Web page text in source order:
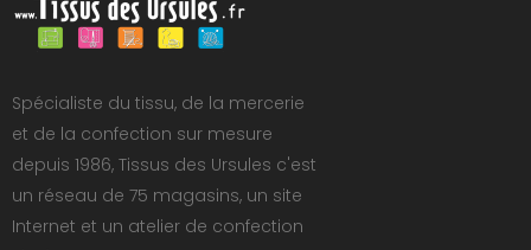
Spécialiste du tissu, de la mercerie
et de la confection sur mesure
depuis 1986, Tissus des Ursules c'est
un réseau de 75 magasins, un site
Internet et un atelier de confection